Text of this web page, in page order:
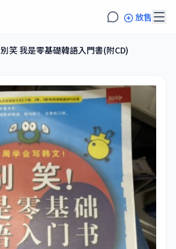
放售
別笑 我是零基礎韓語入門書(附CD)